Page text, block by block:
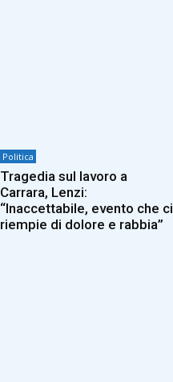
Politica
Tragedia sul lavoro a
Carrara, Lenzi:
“Inaccettabile, evento che ci
riempie di dolore e rabbia”